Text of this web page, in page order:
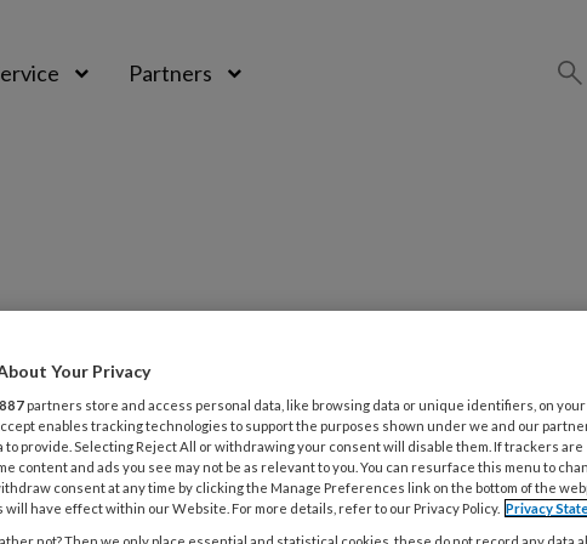
Partners
brengen bij potentiële cliënten of
in deze tijd
Your Privacy
887 partners store and access personal data, like browsing data or unique identifiers, on your
enables tracking technologies to support the purposes shown under we and our
to provide. Selecting Reject All or withdrawing your consent will disable them. If trackers are
content and ads you see may not be as relevant to you. You can resurface this menu to
consent at any time by clicking the Manage Preferences link on the bottom of the
will have effect within our Website. For more details, refer to our Privacy Policy. Privacy